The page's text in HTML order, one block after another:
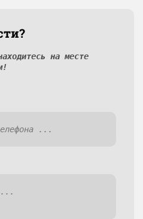
на месте